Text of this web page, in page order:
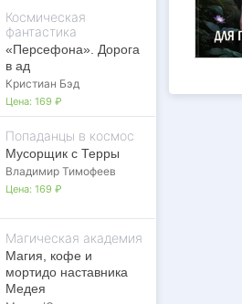
Космическая
фантастика
«Персефона». Дорога
в ад
Кристиан Бэд
Цена: 169 ₽
Попаданцы в космос
Мусорщик с Терры
Владимир Тимофеев
Цена: 169 ₽
Магическая академия
Магия, кофе и
мортидо наставника
Медея